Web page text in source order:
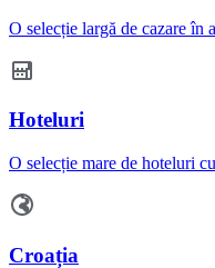
O selecție largă de cazare în
Hoteluri
O selecție mare de hoteluri
Croația